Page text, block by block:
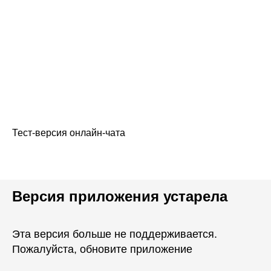
Тест-версия онлайн-чата
Версия приложения устарела
Эта версия больше не поддерживается.
Пожалуйста, обновите приложение